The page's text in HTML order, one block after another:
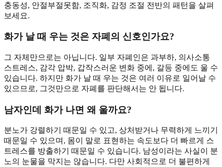
충동성, 안절부절못함, 조직화, 감정 조절 전반의 패턴을 살펴
보세요.
화가 날 때 우는 것은 자폐의 신호인가요?
그 자체만으로는 아닙니다. 일부 자폐인은 과부하, 의사소통
스트레스, 감각 압박, 갑작스러운 변화 중에, 갈등 중에도 울 수
있습니다. 하지만 화가 날 때 우는 것은 여러 이유로 일어날 수
있으므로, 그것만으로 자폐를 판단해서는 안 됩니다.
남자인데 화가 나면 왜 울까요?
분노가 강렬하기 때문일 수 있고, 상처받거나 무력하게 느끼기
때문일 수 있으며, 몸이 말로 표현하는 속도보다 더 빠르게 스
트레스를 방출하기 때문일 수 있습니다. 남성이라는 사실이 분
노의 눈물을 막지는 않습니다. 다만 사회적으로 더 불편하게